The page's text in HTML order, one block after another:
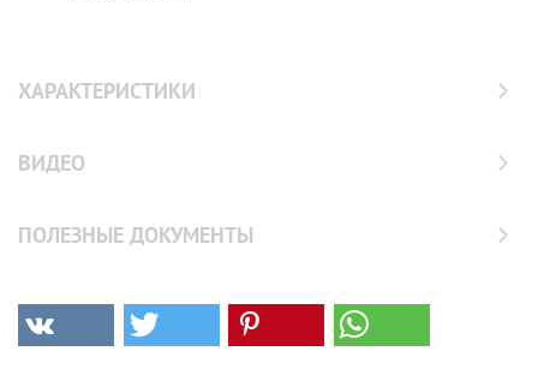
ХАРАКТЕРИСТИКИ
ВИДЕО
ПОЛЕЗНЫЕ ДОКУМЕНТЫ